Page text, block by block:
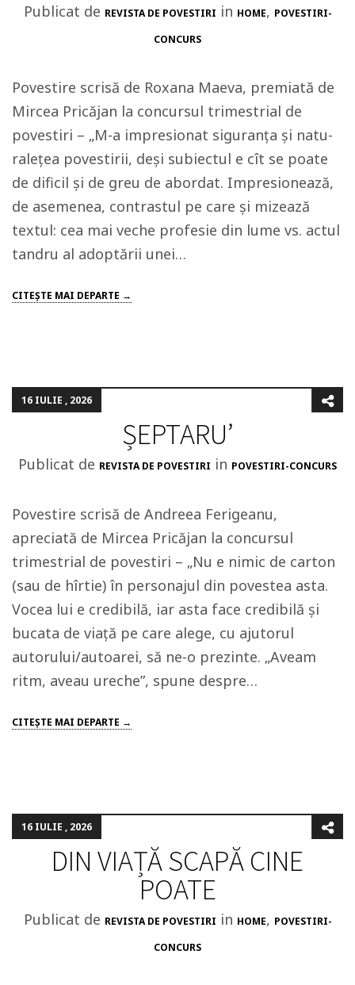
Publicat de REVISTA DE POVESTIRI in HOME, POVESTIRI-
CONCURS
Povestire scrisă de Roxana Maeva, premiată de
Mircea Pricăjan la concursul trimestrial de
povestiri – „M-a impresionat siguranța și natu­
ralețea povestirii, deși subiectul e cît se poate
de dificil și de greu de abordat. Impresionează,
de asemenea, contrastul pe care și mizează
textul: cea mai veche profesie din lume vs. actul
tandru al adoptării unei…
CITEŞTE MAI DEPARTE →
16 IULIE , 2026
ȘEPTARU’
Publicat de REVISTA DE POVESTIRI in POVESTIRI-CONCURS
Povestire scrisă de Andreea Ferigeanu,
apreciată de Mircea Pricăjan la concursul
trimestrial de povestiri – „Nu e nimic de carton
(sau de hîrtie) în personajul din povestea asta.
Vocea lui e credibilă, iar asta face credibilă și
bucata de viață pe care alege, cu ajutorul
autorului/autoarei, să ne-o prezinte. „Aveam
ritm, aveau ureche”, spune despre…
CITEŞTE MAI DEPARTE →
16 IULIE , 2026
DIN VIAȚĂ SCAPĂ CINE
POATE
Publicat de REVISTA DE POVESTIRI in HOME, POVESTIRI-
CONCURS